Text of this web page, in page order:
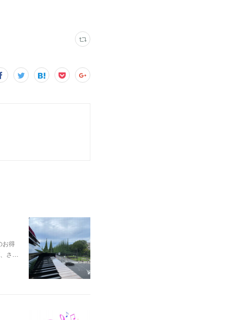
お得
さ…